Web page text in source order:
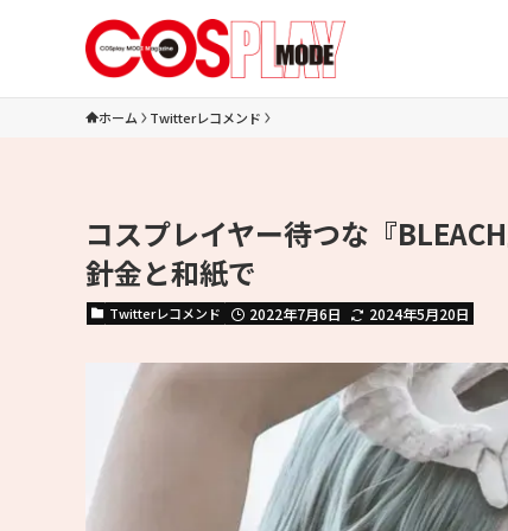
ホーム Twitterレコメンド
コスプレイヤー待つな『
針金と和紙で
Twitterレコメンド 2022年7月6日 2024年5月20日